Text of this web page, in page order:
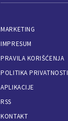
MARKETING
IMPRESUM
PRAVILA KORIŠĆENJA
POLITIKA PRIVATNOSTI
APLIKACIJE
RSS
KONTAKT